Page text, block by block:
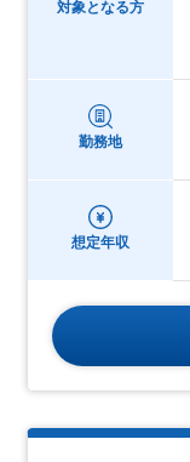
対象となる方
勤務地
想定年収